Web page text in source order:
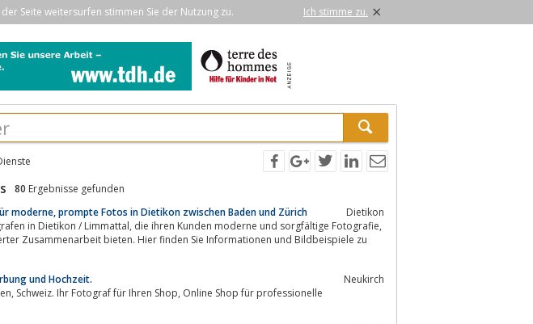
Seite weitersurfen stimmen Sie der Nutzung zu. Ich stimme zu. ×
80 Ergebnisse gefunden
prompte Fotos in Dietikon zwischen Baden und Zürich
Dietikon
Zusammenarbeit bieten. Hier finden Sie Informationen und Bildbeispiele zu
und Hochzeit.
Neukirch